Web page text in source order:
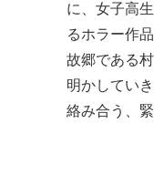
に、女子高
るホラー作
故郷である
明かしてい
絡み合う、